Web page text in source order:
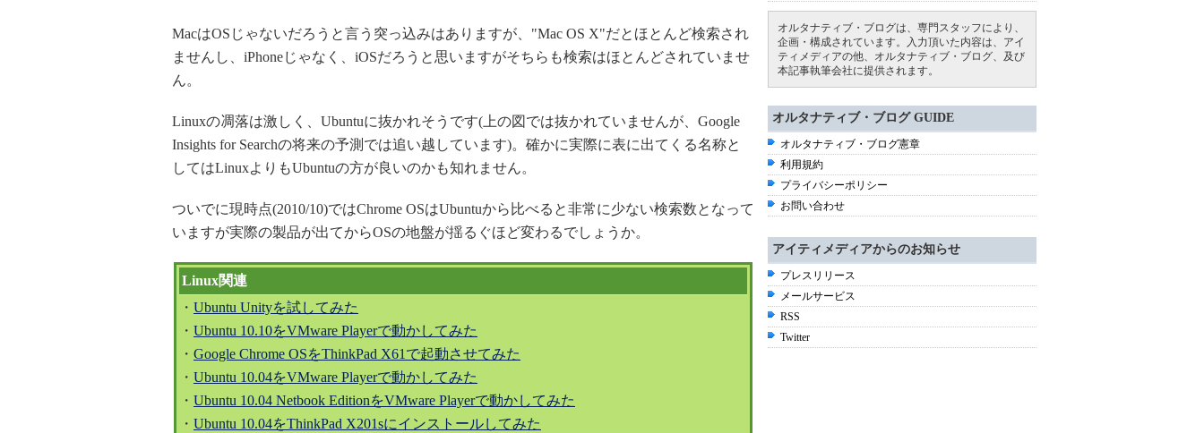
MacはOSじゃないだろうと言う突っ込みはありますが、"Mac OS X"だとほとんど検索され
ませんし、iPhoneじゃなく、iOSだろうと思いますがそちらも検索はほとんどされていませ
ん。
Linuxの凋落は激しく、Ubuntuに抜かれそうです(上の図では抜かれていませんが、Google
Insights for Searchの将来の予測では追い越しています)。確かに実際に表に出てくる名称と
してはLinuxよりもUbuntuの方が良いのかも知れません。
ついでに現時点(2010/10)ではChrome OSはUbuntuから比べると非常に少ない検索数となって
いますが実際の製品が出てからOSの地盤が揺るぐほど変わるでしょうか。
Linux関連
・ Ubuntu Unityを試してみた
・ Ubuntu 10.10をVMware Playerで動かしてみた
・ Google Chrome OSをThinkPad X61で起動させてみた
・ Ubuntu 10.04をVMware Playerで動かしてみた
・ Ubuntu 10.04 Netbook EditionをVMware Playerで動かしてみた
・ Ubuntu 10.04をThinkPad X201sにインストールしてみた
オルタナティブ・ブログは、専門スタッフにより、
企画・構成されています。入力頂いた内容は、アイ
ティメディアの他、オルタナティブ・ブログ、及び
本記事執筆会社に提供されます。
オルタナティブ・ブログ GUIDE
オルタナティブ・ブログ憲章
利用規約
プライバシーポリシー
お問い合わせ
アイティメディアからのお知らせ
プレスリリース
メールサービス
RSS
Twitter